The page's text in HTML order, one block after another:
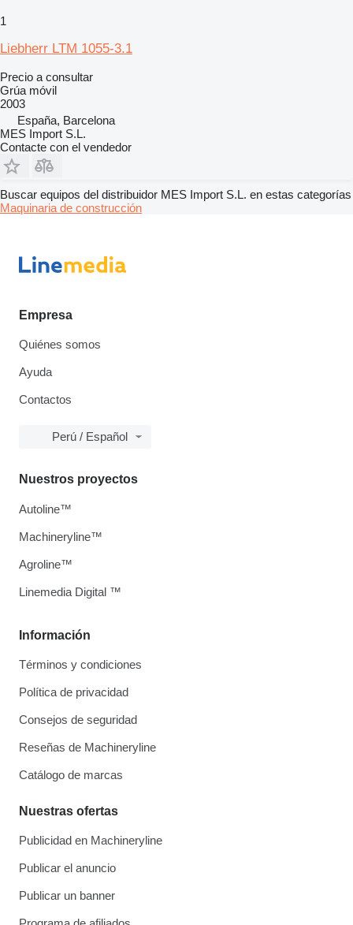
1
Liebherr LTM 1055-3.1
Precio a consultar
Grúa móvil
2003
España, Barcelona
MES Import S.L.
Contacte con el vendedor
Buscar equipos del distribuidor MES Import S.L. en estas categorías
Maquinaria de construcción
Empresa
Quiénes somos
Ayuda
Contactos
Perú / Español
Información
Términos y condiciones
Política de privacidad
Consejos de seguridad
Reseñas de Machineryline
Catálogo de marcas
Nuestras ofertas
Publicidad en Machineryline
Publicar el anuncio
Publicar un banner
Nuestros proyectos
Autoline™
Machineryline™
Agroline™
Linemedia Digital ™